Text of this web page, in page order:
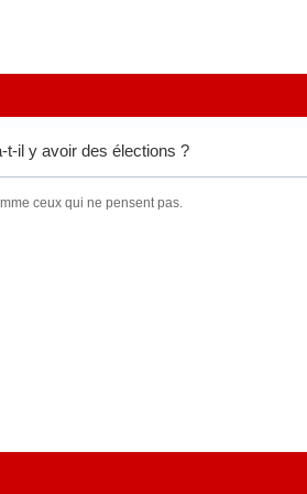
t-il y avoir des élections ?
ceux qui ne pensent pas.